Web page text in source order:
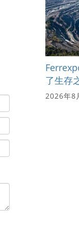
了生存
2026年8